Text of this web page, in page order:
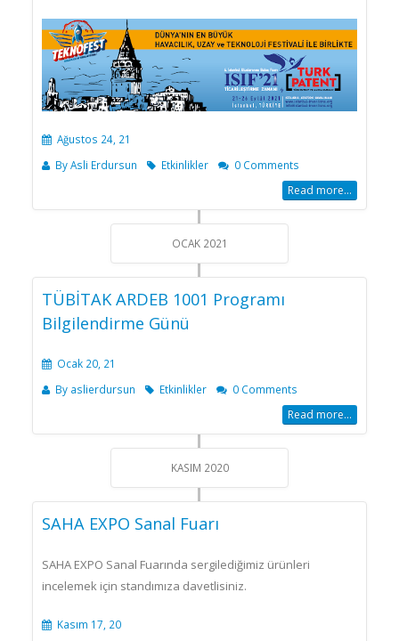
Ağustos 24, 21
ByAsli Erdursun Etkinlikler 0 Comments
Read more...
OCAK 2021
TÜBİTAK ARDEB 1001 Programı
Bilgilendirme Günü
Ocak 20, 21
By aslierdursun Etkinlikler 0 Comments
Read more...
KASIM 2020
SAHA EXPO Sanal Fuarı
SAHA EXPO Sanal Fuarında sergilediğimiz ürünleri
incelemek için standımıza davetlisiniz.
Kasım 17, 20